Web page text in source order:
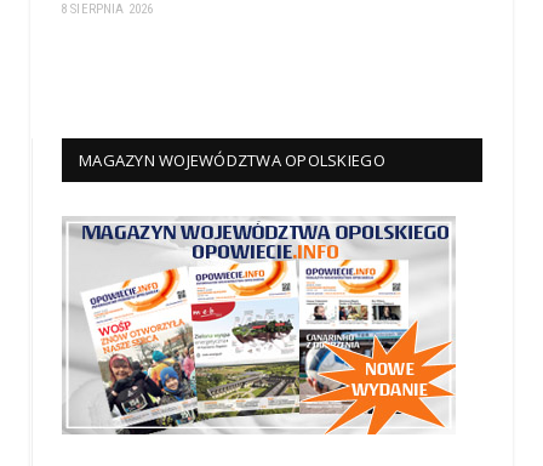
8 SIERPNIA 2026
MAGAZYN WOJEWÓDZTWA OPOLSKIEGO